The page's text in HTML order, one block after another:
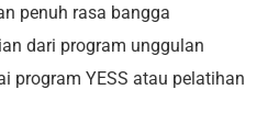
penuh rasa bangga
dari program unggulan
program YESS atau pelatihan